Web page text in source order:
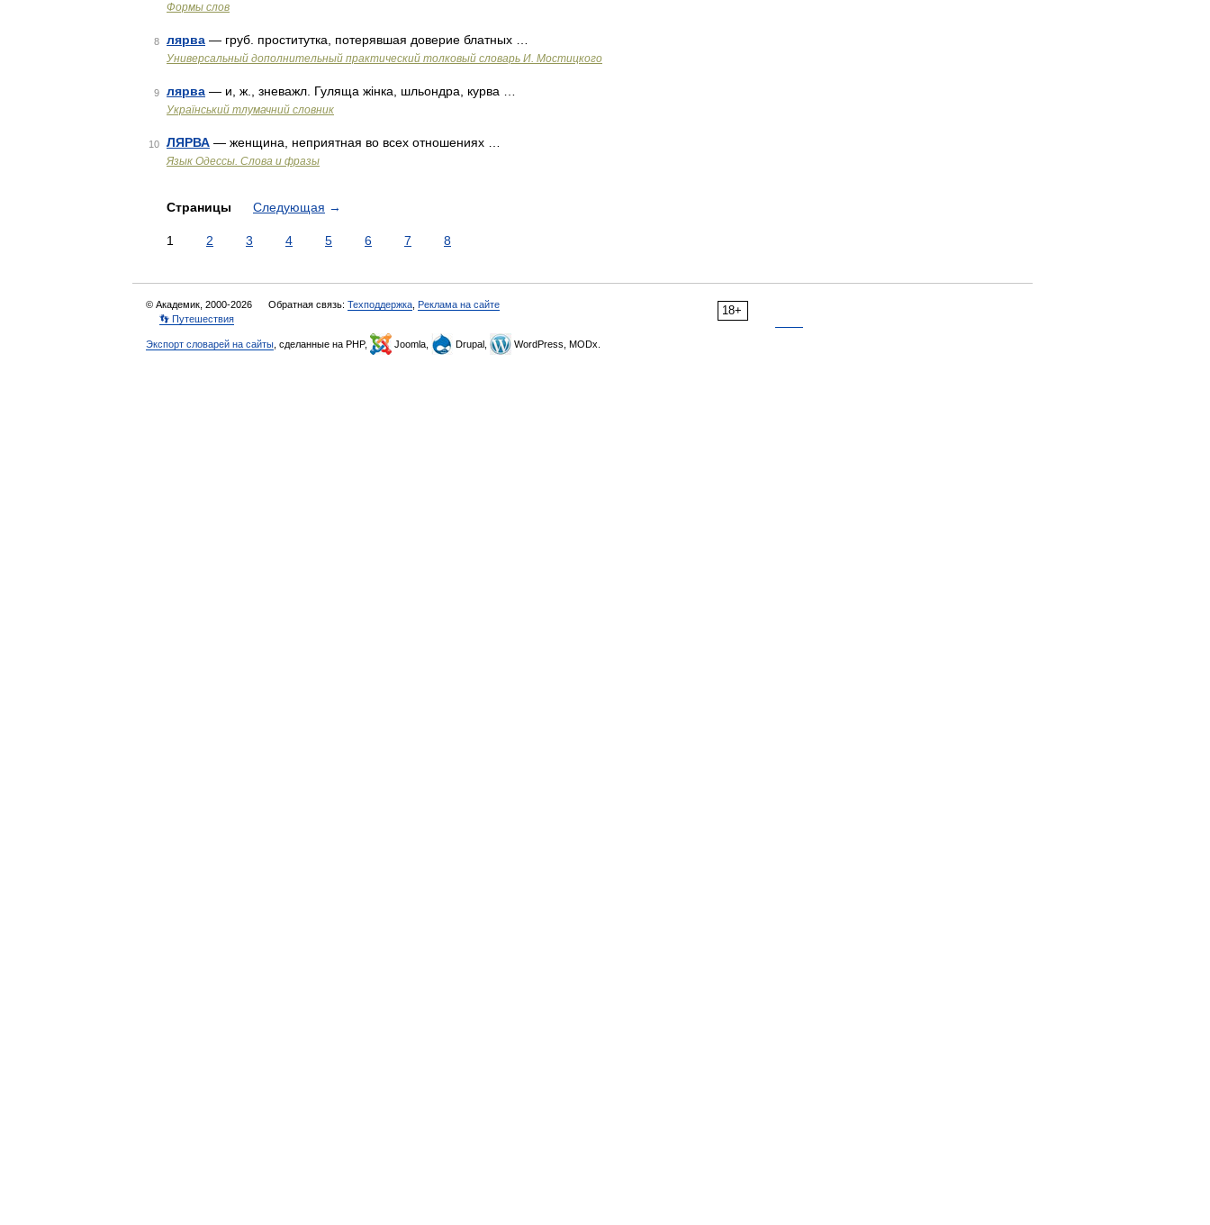
Формы слов
8 лярва — груб. проститутка, потерявшая доверие блатных …
Универсальный дополнительный практический толковый словарь И. Мостицкого
9 лярва — и, ж., зневажл. Гуляща жінка, шльондра, курва …
Український тлумачний словник
10 ЛЯРВА — женщина, неприятная во всех отношениях …
Язык Одессы. Слова и фразы
Страницы Следующая →
1 2 3 4 5 6 7 8
18+
© Академик, 2000-2026 Обратная связь: Техподдержка Реклама на сайте
👣 Путешествия
Экспорт словарей на сайты , сделанные на PHP, Joomla, Drupal, WordPress, MODx.